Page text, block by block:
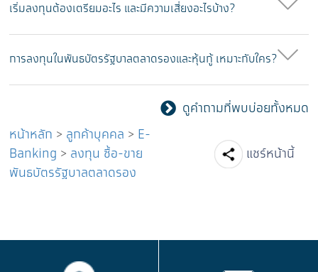
เริ่มลงทุนต้องเตรียมอะไร และมีความเสี่ยงอะไรบ้าง?
การลงทุนในพันธบัตรรัฐบาลตลาดรองและหุ้นกู้ เหมาะกับใคร?
ดูคำถามที่พบบ่อยทั้งหมด
หน้าหลัก > ลูกค้าบุคคล > E-
Banking > ลงทุน ซื้อ-ขาย
พันธบัตรรัฐบาลตลาดรอง
แชร์หน้านี้
Facebook
Line